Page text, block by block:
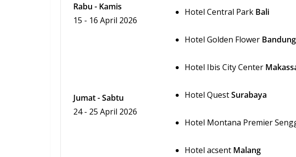
Hotel Central Park Bali
Hotel Golden Flower Bandung
Hotel Ibis City Center
Hotel QuestSurabaya
Hotel Montana Premier
Hotel acsent Malang
Rabu - Kamis
15 - 16 April 2026
Jumat - Sabtu
24 - 25 April 2026